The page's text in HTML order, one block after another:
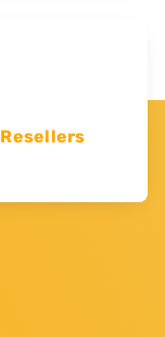
Resellers